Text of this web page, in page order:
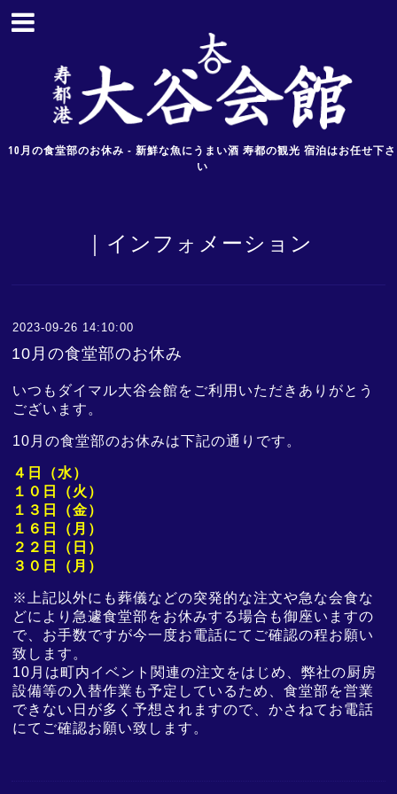
10月の食堂部のお休み - 新鮮な魚にうまい酒 寿都の観光 宿泊はお任せ下さ
い
｜インフォメーション
2023-09-26 14:10:00
10月の食堂部のお休み
いつもダイマル大谷会館をご利用いただきありがとう
ございます。
10 月の食堂部のお休みは下記の通りです。
４日（水）
１０日（火 ）
１３日（金）
１６日（月）
２２日（日）
３０日（月）
※上記以外にも葬儀などの突発的な注文や急な会食な
どにより急遽食堂部をお休みする場合も御座いますの
で、お手数ですが今一度お電話にてご確認の程お願い
致します。
10月は町内イベント関連の注文をはじめ、弊社の厨房
設備等の入替作業も予定しているため、食堂部を営業
できない日が多く予想されますので、かさねてお電話
にてご確認お願い致します。